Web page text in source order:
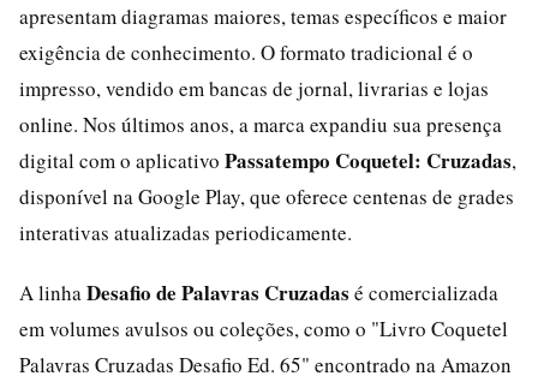
apresentam diagramas maiores, temas específicos e maior
exigência de conhecimento. O formato tradicional é o
impresso, vendido em bancas de jornal, livrarias e lojas
online. Nos últimos anos, a marca expandiu sua presença
digital com o aplicativo Passatempo Coquetel: Cruzadas,
disponível na Google Play, que oferece centenas de grades
interativas atualizadas periodicamente.
A linha Desafio de Palavras Cruzadas é comercializada
em volumes avulsos ou coleções, como o "Livro Coquetel
Palavras Cruzadas Desafio Ed. 65" encontrado na Amazon